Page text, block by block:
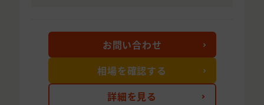
詳細を見る
お問い合わせ
相場を確認する